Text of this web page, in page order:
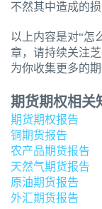
不然其中造成的
以上内容是对“怎
章，请持续关注
为你收集更多的期
期货期权相关
期货期权报告
铜期货报告
农产品期货报告
天然气期货报告
原油期货报告
外汇期货报告